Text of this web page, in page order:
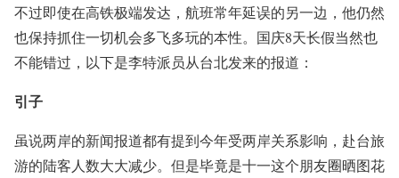
不过即使在高铁极端发达，航班常年延误的另一边，他仍然
也保持抓住一切机会多飞多玩的本性。国庆8天长假当然也
不能错过，以下是李特派员从台北发来的报道：
引子
虽说两岸的新闻报道都有提到今年受两岸关系影响，赴台旅
游的陆客人数大大减少。但是毕竟是十一这个朋友圈晒图花